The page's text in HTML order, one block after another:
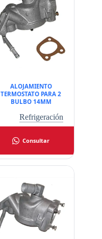
ALOJAMIENTO
TERMOSTATO PARA 2
BULBO 14MM
Refrigeración
Consultar